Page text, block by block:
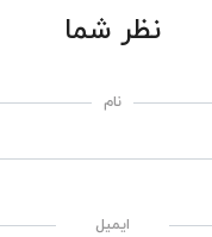
نظر شما
نام
ایمیل